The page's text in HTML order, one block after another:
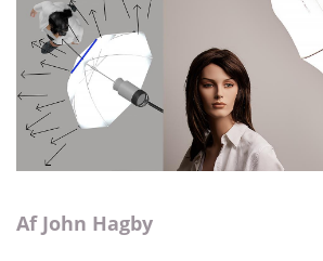
Af John Hagby